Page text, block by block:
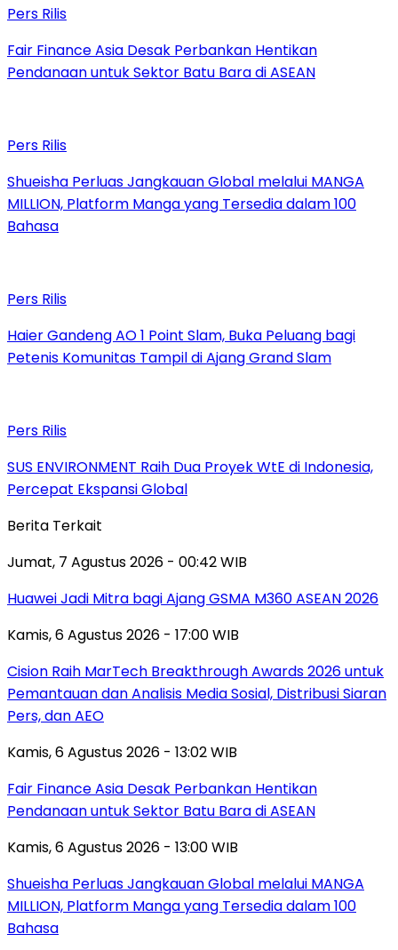
Pers Rilis
Fair Finance Asia Desak Perbankan Hentikan
Pendanaan untuk Sektor Batu Bara di ASEAN
Pers Rilis
Shueisha Perluas Jangkauan Global melalui MANGA
MILLION, Platform Manga yang Tersedia dalam 100
Bahasa
Pers Rilis
Haier Gandeng AO 1 Point Slam, Buka Peluang bagi
Petenis Komunitas Tampil di Ajang Grand Slam
Pers Rilis
SUS ENVIRONMENT Raih Dua Proyek WtE di Indonesia,
Percepat Ekspansi Global
Berita Terkait
Jumat, 7 Agustus 2026 - 00:42 WIB
Huawei Jadi Mitra bagi Ajang GSMA M360 ASEAN 2026
Kamis, 6 Agustus 2026 - 17:00 WIB
Cision Raih MarTech Breakthrough Awards 2026 untuk
Pemantauan dan Analisis Media Sosial, Distribusi Siaran
Pers, dan AEO
Kamis, 6 Agustus 2026 - 13:02 WIB
Fair Finance Asia Desak Perbankan Hentikan
Pendanaan untuk Sektor Batu Bara di ASEAN
Kamis, 6 Agustus 2026 - 13:00 WIB
Shueisha Perluas Jangkauan Global melalui MANGA
MILLION, Platform Manga yang Tersedia dalam 100
Bahasa